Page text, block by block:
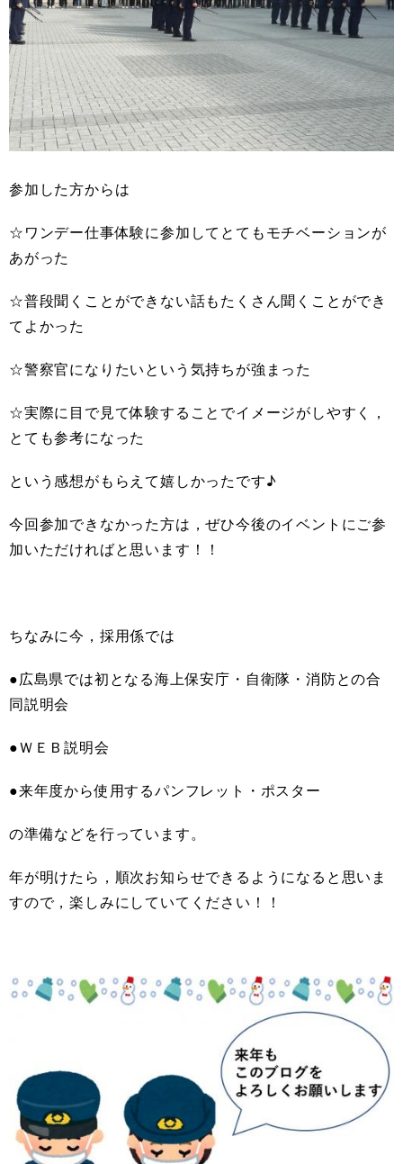
参加した方からは
☆ワンデー仕事体験に参加してとてもモチベーションが
あがった
☆普段聞くことができない話もたくさん聞くことができ
てよかった
☆警察官になりたいという気持ちが強まった
☆実際に目で見て体験することでイメージがしやすく，
とても参考になった
という感想がもらえて嬉しかったです♪
今回参加できなかった方は，ぜひ今後のイベントにご参
加いただければと思います！！
ちなみに今，採用係では
●広島県では初となる海上保安庁・自衛隊・消防との合
同説明会
●ＷＥＢ説明会
●来年度から使用するパンフレット・ポスター
の準備などを行っています。
年が明けたら，順次お知らせできるようになると思いま
すので，楽しみにしていてください！！